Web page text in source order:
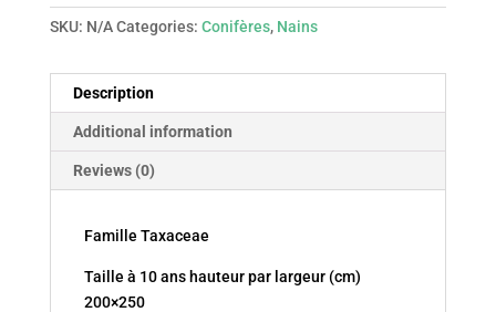
auréa
SKU: N/A Categories: Conifères, Nains
Description
Additional information
Reviews (0)
Famille Taxaceae
Taille à 10 ans hauteur par largeur (cm)
200×250